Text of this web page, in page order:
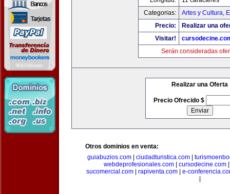
Categorias:
Artes y Cultura,
Precio:
Realizar una
Visitar!
Serán consideradas
Realizar una Oferta
Precio Ofrecido $
Otros dominios en venta:
guiabuzios.com| ciudadturistica.com|
webdeprofesionales.com| cursodecine.com
sucomercial.com
rapiventa.com
e-